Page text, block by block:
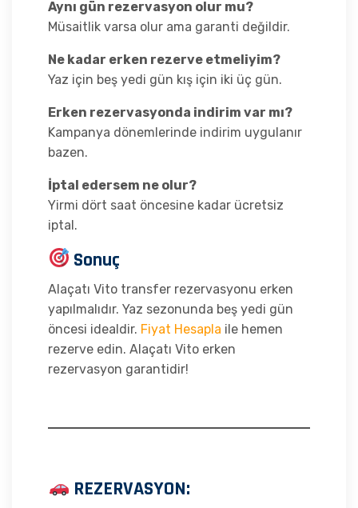
Aynı gün rezervasyon olur mu?
Müsaitlik varsa olur ama garanti değildir.
Ne kadar erken rezerve etmeliyim?
Yaz için beş yedi gün kış için iki üç gün.
Erken rezervasyonda indirim var mı?
Kampanya dönemlerinde indirim uygulanır
bazen.
İptal edersem ne olur?
Yirmi dört saat öncesine kadar ücretsiz
iptal.
Sonuç
Alaçatı Vito transfer rezervasyonu erken
yapılmalıdır. Yaz sezonunda beş yedi gün
öncesi idealdir. Fiyat Hesapla ile hemen
rezerve edin. Alaçatı Vito erken
rezervasyon garantidir!
REZERVASYON: